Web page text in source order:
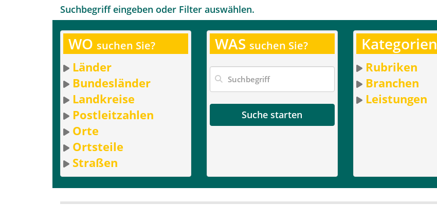
Suchbegriff eingeben oder Filter auswählen.
WO suchen Sie?
Länder
Bundesländer
Landkreise
Postleitzahlen
Orte
Ortsteile
Straßen
WAS suchen Sie?
Suche starten
Kategorien
Rubriken
Branchen
Leistungen